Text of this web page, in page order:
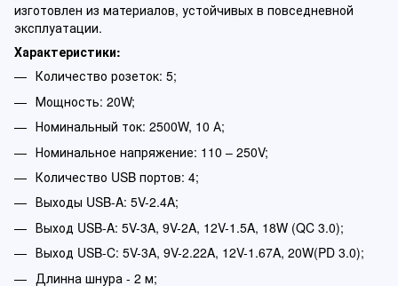
изготовлен из материалов, устойчивых в повседневной
эксплуатации.
Характеристики:
Количество розеток: 5;
Мощность: 20W;
Номинальный ток: 2500W, 10 А;
Номинальное напряжение: 110 – 250V;
Количество USB портов: 4;
Выходы USB-A: 5V-2.4A;
Выход USB-A: 5V-3A, 9V-2A, 12V-1.5A, 18W (QC 3.0);
Выход USB-C: 5V-3A, 9V-2.22A, 12V-1.67A, 20W(PD 3.0);
Длинна шнура - 2 м;